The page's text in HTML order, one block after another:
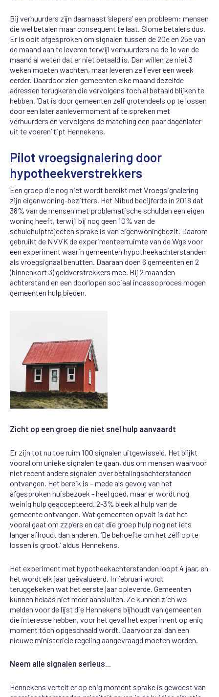
Bij verhuurders zijn daarnaast ‘slepers’een probleem: mensen
die wel betalen maar consequent te laat. Slome betalers dus.
Er is ooit afgesproken om signalen tussen de 20een 25evan
de maand aan te leveren terwijl verhuurders na de 1evan de
maand al weten dat er niet betaald is. Dan willen ze niet 3
weken moeten wachten, maarleveren zelievereen week
eerder. Daardoor zien gemeenten elke maand dezelfde
adressen terugkeren die vervolgens toch al betaald blijken te
hebben. ‘Dat is door gemeenten zelf grotendeels op telossen
dooreen later aanlevermoment af te spreken met
verhuurders en vervolgens dematching een paar dagenlater
uit te voeren’ tipt Hennekens.
Pilot vroegsignalering door
hypotheekverstrekkers
Een groep die nog niet wordt bereikt met Vroegsignalering
zijn eigenwoning-bezitters. Het Nibud becijferde in 2018 dat
38% van de mensen met problematische schulden een eigen
woning heeft, terwijl bij nog geen 10% van de
schuldhulptrajecten sprake is van eigenwoningbezit. Daarom
gebruikt de NVVK de experimenteerruimte van de Wgs voor
een experiment waarin gemeenten hypotheekachterstanden
als vroegsignaal benutten. Daaraan doen 6 gemeenten en 2
(binnenkort 3) geldverstrekkers mee. Bij 2 maanden
achterstand en een doorlopen sociaal incassoproces mogen
gemeenten hulp bieden.
Zicht op een groep die niet snel hulp aanvaardt
Er zijn tot nu toe ruim 100 signalen uitgewisseld. Het blijkt
vooral om unieke signalen te gaan, dus om mensen waarvoor
niet recent andere signalen over betalingsachterstanden
ontvangen. Het bereik is – mede als gevolg van het
afgesproken huisbezoek - heel goed, maar er wordt nog
weinig hulp geaccepteerd. 2-3% bleek al hulp van de
gemeente ontvangen. Wat gemeenten opvalt is dat het
vooral gaat om zzp’ers en dat die groep hulp nog net iets
langer afhoudt dan anderen. ‘De behoefte om het zélf op te
lossen is groot,’ aldus Hennekens.
Het experiment met hypotheekachterstanden loopt 4 jaar, en
het wordt elk jaar geëvalueerd. In februari wordt
teruggekeken wat het eerste jaar opleverde. Gemeenten
kunnen helaas niet meer aansluiten. Ze kunnen zich wel
melden voor de lijst die Hennekens bijhoudt van gemeenten
die interesse hebben, voor het geval het experiment op enig
moment tóch opgeschaald wordt. Daarvoor zal dan een
nieuwe ministeriele regeling aangevraagd moeten worden.
Neem alle signalen serieus...
Hennekens vertelt er op enig moment sprake is geweest van